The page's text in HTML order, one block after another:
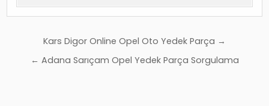
Yazı
gezinmesi
Kars Digor Online Opel Oto Yedek Parça →
← Adana Sarıçam Opel Yedek Parça Sorgulama